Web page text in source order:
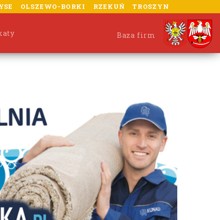
OLSZEWO-BORKI RZEKUŃ TROSZYN
Baza firm